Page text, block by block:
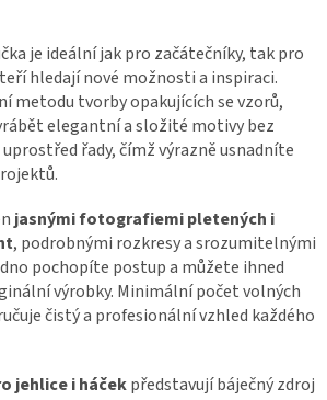
je ideální jak pro začátečníky, tak pro
hledají nové možnosti a inspiraci.
metodu tvorby opakujících se vzorů,
elegantní a složité motivy bez
řady, čímž výrazně usnadníte
jasnými fotografiemi pletených i
, podrobnými rozkresy a srozumitelnými
pochopíte postup a můžete ihned
výrobky. Minimální počet volných
čistý a profesionální vzhled každého
jehlice i háčekpředstavují báječný zdroj